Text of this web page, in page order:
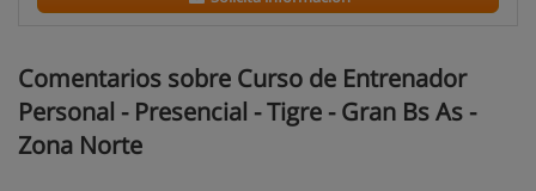
Comentarios sobre Curso de Entrenador
Personal - Presencial - Tigre - Gran Bs As -
Zona Norte